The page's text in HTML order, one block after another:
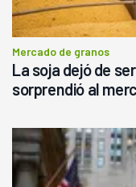
Mercado de granos
La soja dejó de
sorprendió al